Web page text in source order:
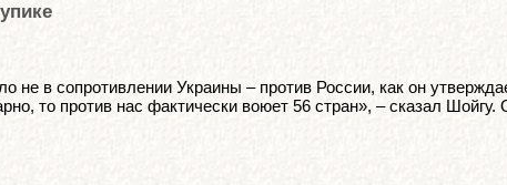
в сопротивлении Украины – против России, как он
то против нас фактически воюет 56 стран», – сказал